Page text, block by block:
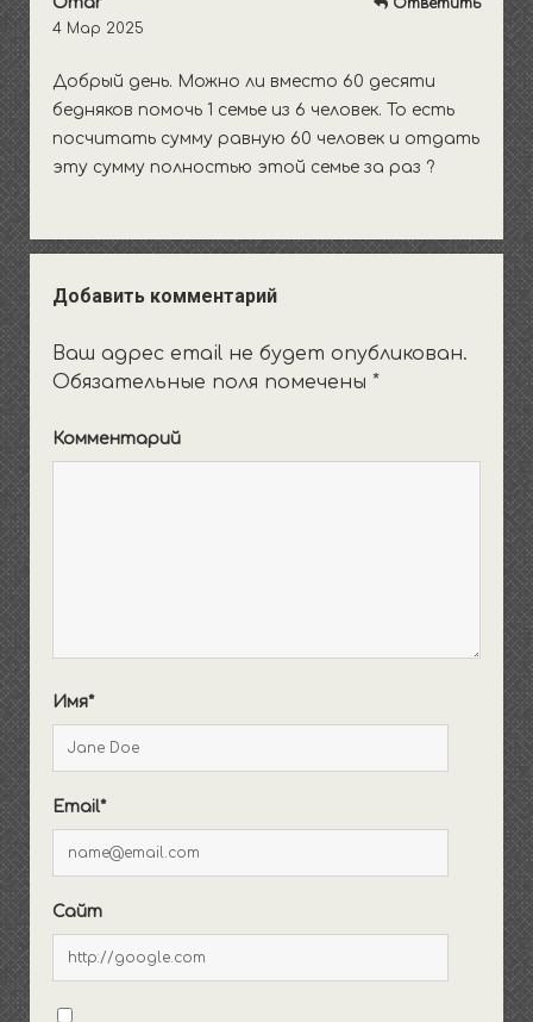
4 Мар 2025
Добрый день. Можно ли вместо 60 десяти
бедняков помочь 1 семье из 6 человек. То есть
посчитать сумму равную 60 человек и отдать
эту сумму полностью этой семье за раз ?
Ответить
Добавить комментарий
Ваш адрес email не будет опубликован.
Обязательные поля помечены *
Комментарий
Имя*
Email*
Сайт